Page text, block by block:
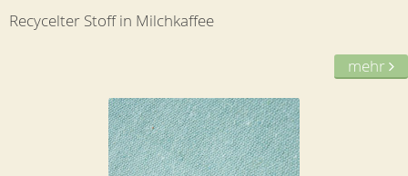
Recycelter Stoff in Milchkaffee
mehr